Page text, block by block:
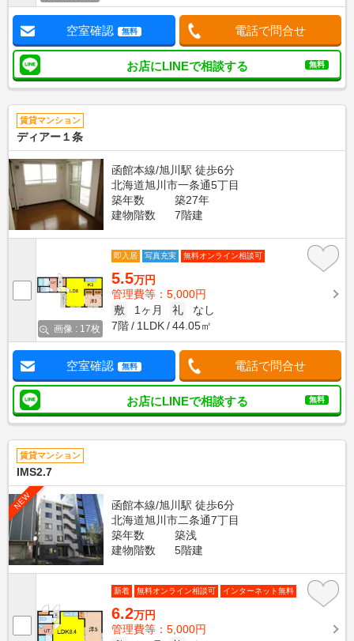
空室確認 無料 電話で問合せ
お店にLINEで相談する 無料
賃貸マンション
ディアー１条
函館本線/旭川駅 徒歩6分
北海道旭川市一条通5丁目
築年数
築27年
建物階数
7階建
画像 : 17枚
即入居 写真充実 無料オンライン相談可
5.5万円
管理費等：5,000円
敷
1ヶ月 礼
なし
7階
1LDK 44.05㎡
空室確認 無料 電話で問合せ
お店にLINEで相談する 無料
賃貸マンション
IMS2.7
NEW
函館本線/旭川駅 徒歩6分
北海道旭川市二条通7丁目
築年数
築浅
建物階数
5階建
新着 無料オンライン相談可 インターネット無料
6.2万円
管理費等：5,000円